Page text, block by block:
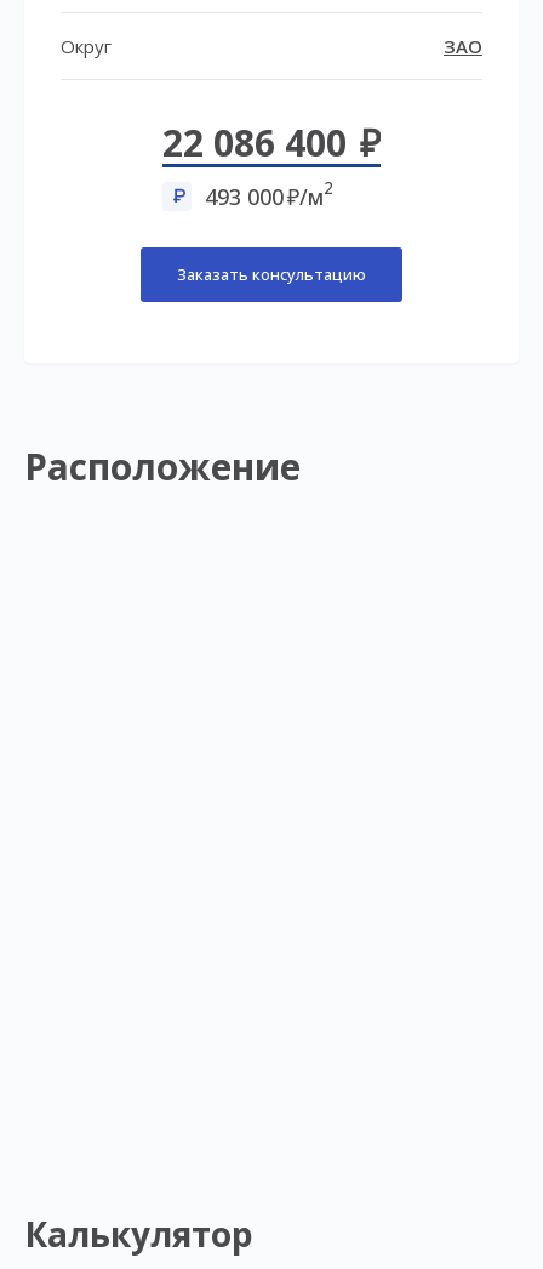
Округ ЗАО
22 086 400
493 000 /м2
Заказать консультацию
Расположение
Калькулятор